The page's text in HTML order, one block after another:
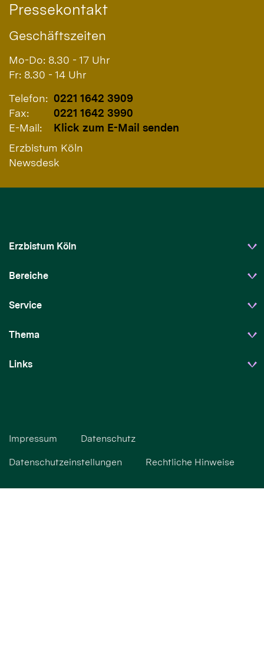
Pressekontakt
Geschäftszeiten
Mo-Do: 8.30 - 17 Uhr
Fr: 8.30 - 14 Uhr
Telefon: 0221 1642 3909
Fax:
0221 1642 3990
E-Mail:
Klick zum E-Mail senden
Erzbistum Köln
Newsdesk
Erzbistum Köln
Bereiche
Service
Thema
Links
Impressum Datenschutz
Datenschutzeinstellungen Rechtliche Hinweise